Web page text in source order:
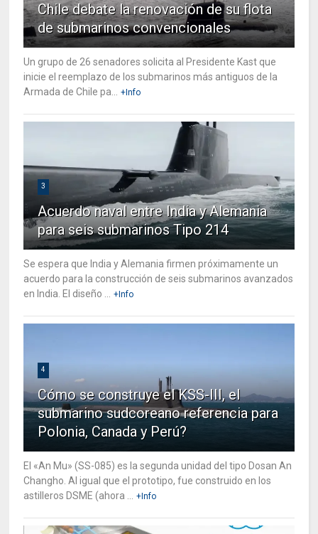
Chile debate la renovación de su flota
de submarinos convencionales
Un grupo de 26 senadores solicita al Presidente Kast que
inicie el reemplazo de los submarinos más antiguos de la
Armada de Chile pa... +Info
3
Acuerdo naval entre India y Alemania
para seis submarinos Tipo 214
Se espera que India y Alemania firmen próximamente un
acuerdo para la construcción de seis submarinos avanzados
en India. El diseño ... +Info
4
Cómo se construye el KSS-III, el
submarino sudcoreano referencia para
Polonia, Canada y Perú?
El «An Mu» (SS-085) es la segunda unidad del tipo Dosan An
Changho. Al igual que el prototipo, fue construido en los
astilleros DSME (ahora ... +Info